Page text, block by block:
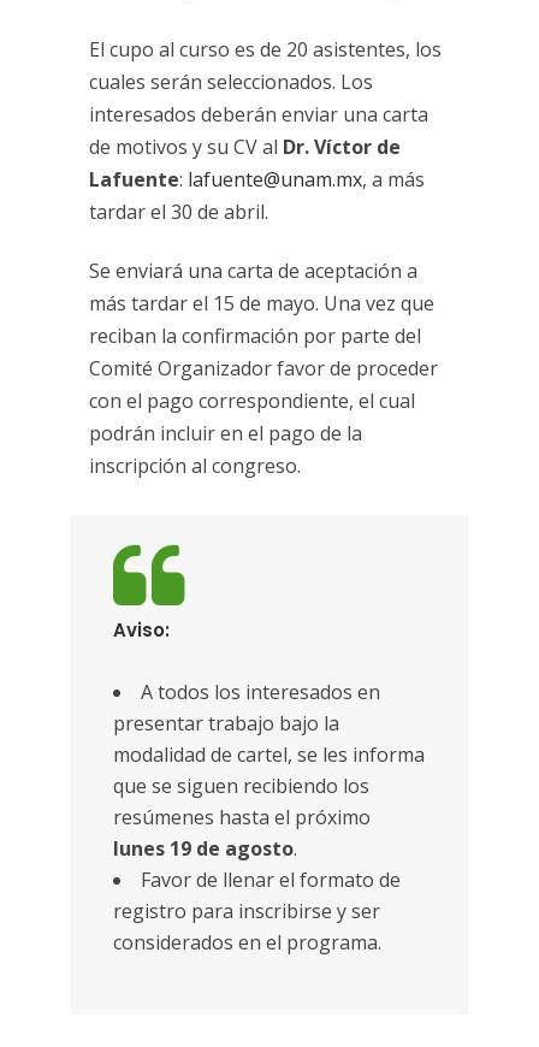
El cupo al curso es de 20 asistentes, los
cuales serán seleccionados. Los
interesados deberán enviar una carta
de motivos y su CV al Dr. Víctor de
Lafuente: lafuente@unam.mx, a más
tardar el 30 de abril.
Se enviará una carta de aceptación a
más tardar el 15 de mayo. Una vez que
reciban la confirmación por parte del
Comité Organizador favor de proceder
con el pago correspondiente, el cual
podrán incluir en el pago de la
inscripción al congreso.
Aviso:
A todos los interesados en
presentar trabajo bajo la
modalidad de cartel, se les informa
que se siguen recibiendo los
resúmenes hasta el próximo
lunes 19 de agosto.
Favor de llenar el formato de
registro para inscribirse y ser
considerados en el programa.